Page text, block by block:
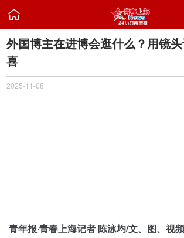

外国博主在进博会逛什么？用镜
喜
2025-11-08
青年报·青春上海记者 陈泳均/文、图、视频